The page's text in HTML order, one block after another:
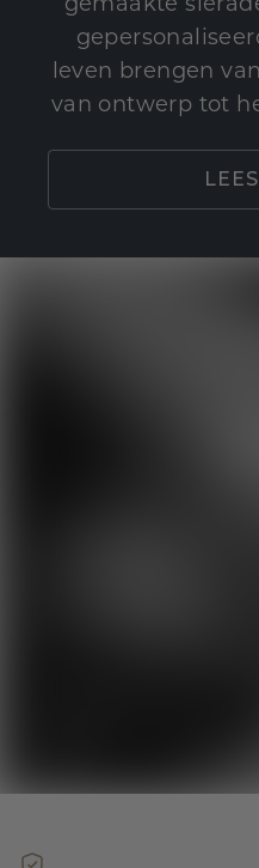
leven brengen
van ontwerp tot